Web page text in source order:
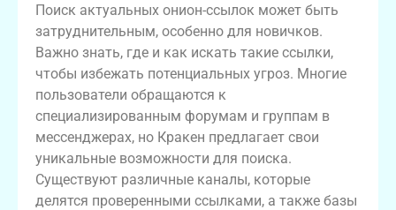
Поиск актуальных онион-ссылок может быть
затруднительным, особенно для новичков.
Важно знать, где и как искать такие ссылки,
чтобы избежать потенциальных угроз. Многие
пользователи обращаются к
специализированным форумам и группам в
мессенджерах, но Кракен предлагает свои
уникальные возможности для поиска.
Существуют различные каналы, которые
делятся проверенными ссылками, а также базы